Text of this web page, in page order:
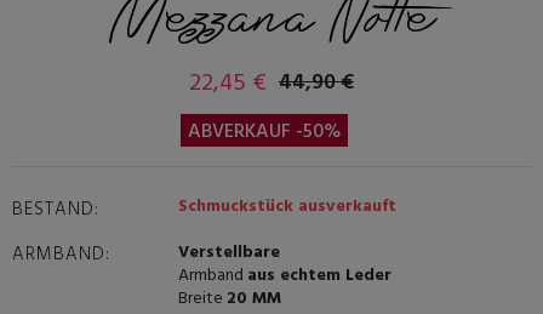
Mezzana Notte
22,45 € 44,90 €
ABVERKAUF -50%
BESTAND: Schmuckstück ausverkauft
ARMBAND:
Verstellbare
Armband aus echtem Leder
Breite 20 MM